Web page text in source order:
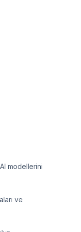
modellerini
ve